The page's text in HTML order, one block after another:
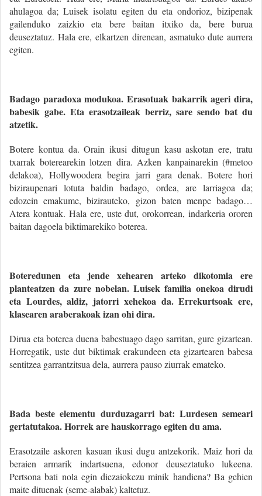
ahulagoa da; Luisek isolatu egiten du eta ondorioz, bizipenak
gailenduko zaizkio eta bere baitan itxiko da, bere burua
deuseztatuz. Hala ere, elkartzen direnean, asmatuko dute aurrera
egiten.
Badago paradoxa modukoa. Erasotuak bakarrik ageri dira,
babesik gabe. Eta erasotzaileak berriz, sare sendo bat du
atzetik.
Botere kontua da. Orain ikusi ditugun kasu askotan ere, tratu
txarrak boterearekin lotzen dira. Azken kanpainarekin (#metoo
delakoa), Hollywoodera begira jarri gara denak. Botere hori
biziraupenari lotuta baldin badago, ordea, are larriagoa da;
edozein emakume, bizirauteko, gizon baten menpe badago…
Atera kontuak. Hala ere, uste dut, orokorrean, indarkeria ororen
baitan dagoela biktimarekiko boterea.
Boteredunen eta jende xehearen arteko dikotomia ere
planteatzen da zure nobelan. Luisek familia onekoa dirudi
eta Lourdes, aldiz, jatorri xehekoa da. Errekurtsoak ere,
klasearen araberakoak izan ohi dira.
Dirua eta boterea duena babestuago dago sarritan, gure gizartean.
Horregatik, uste dut biktimak erakundeen eta gizartearen babesa
sentitzea garrantzitsua dela, aurrera pauso ziurrak emateko.
Bada beste elementu durduzagarri bat: Lurdesen semeari
gertatutakoa. Horrek are hauskorrago egiten du ama.
Erasotzaile askoren kasuan ikusi dugu antzekorik. Maiz hori da
beraien armarik indartsuena, edonor deuseztatuko lukeena.
Pertsona bati nola egin diezaiokezu minik handiena? Ba gehien
maite dituenak (seme-alabak) kaltetuz.